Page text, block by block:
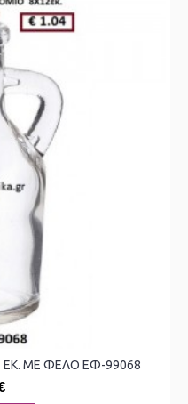
ΕΚ. ΜΕ ΦΕΛΟ ΕΦ-99068